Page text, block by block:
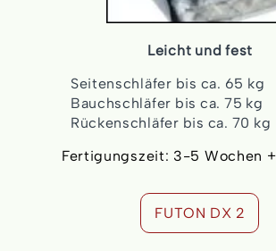
Leicht und fest
Seitenschläfer bis ca. 65 kg
Bauchschläfer bis ca. 75 kg
Rückenschläfer bis ca. 70 kg
Fertigungszeit: 3-5 Wochen
FUTON DX 2